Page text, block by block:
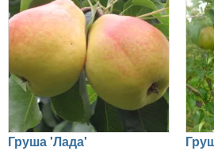
Груша 'Лада'